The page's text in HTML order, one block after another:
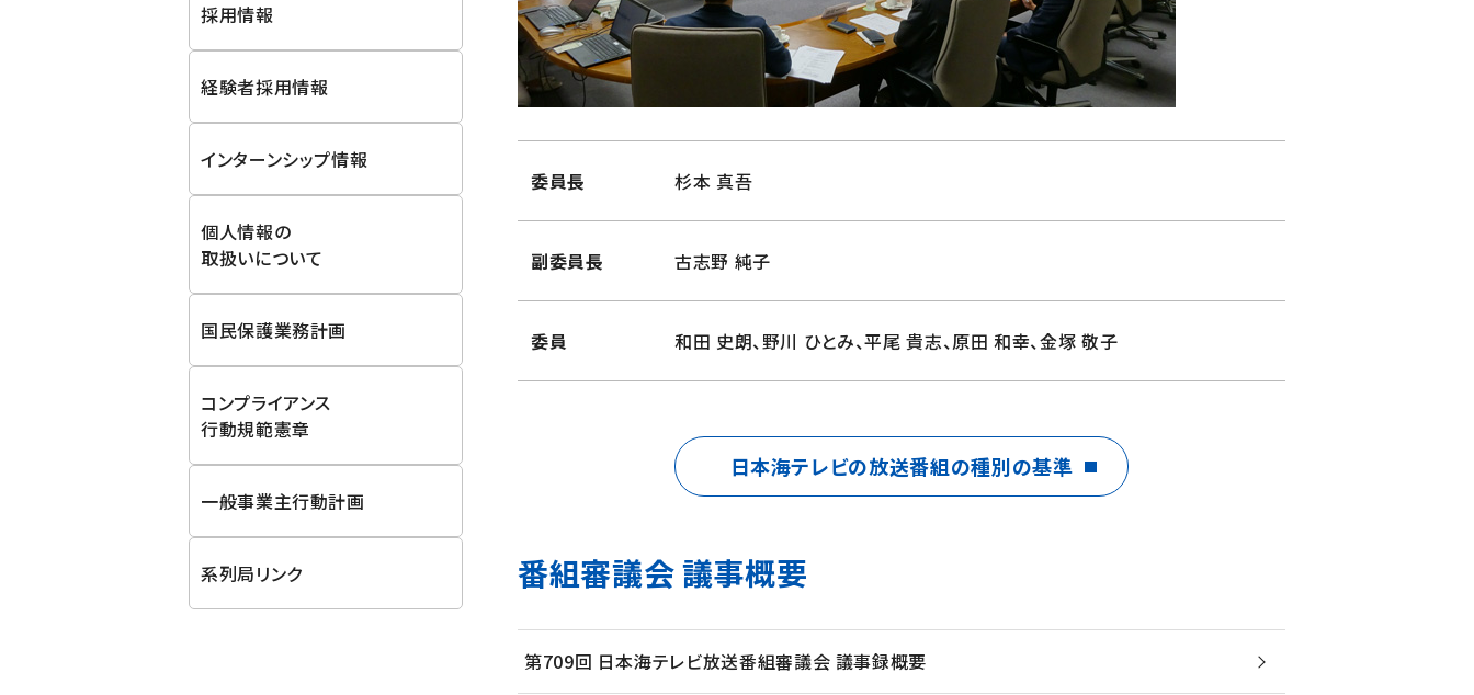
採用情報
経験者採用情報
インターンシップ情報
個人情報の
取扱いについて
国民保護業務計画
コンプライアンス
行動規範憲章
一般事業主行動計画
系列局リンク
委員長 杉本 真吾
副委員長 古志野 純子
委員 和田 史朗、野川 ひとみ、平尾 貴志、原田 和幸、金塚 敬子
日本海テレビの放送番組の種別の基準
番組審議会 議事概要
第709回 日本海テレビ放送番組審議会 議事録概要